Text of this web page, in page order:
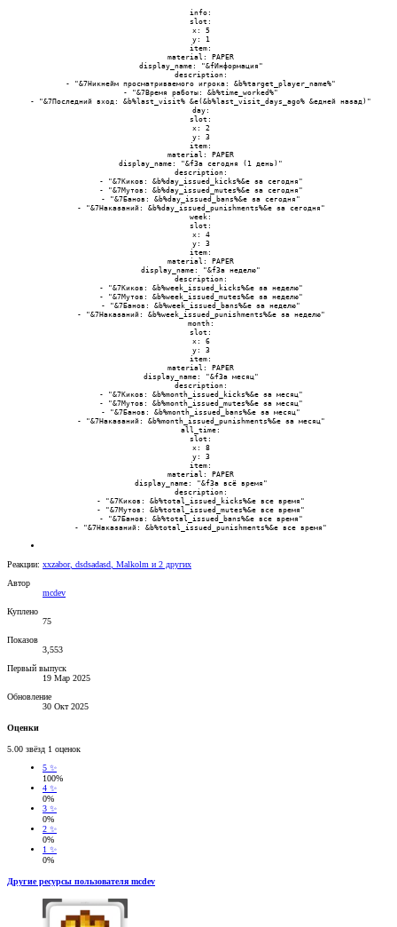
info:
slot:
x: 5
y: 1
item:
material: PAPER
display_name: "&fИнформация"
description:
- "&7Никнейм просматриваемого игрока: &b%target_player_name%"
- "&7Время работы: &b%time_worked%"
- "&7Последний вход: &b%last_visit% &e(&b%last_visit_days_ago% &eдней назад)"
day:
slot:
x: 2
y: 3
item:
material: PAPER
display_name: "&fЗа сегодня (1 день)"
description:
- "&7Киков: &b%day_issued_kicks%&e за сегодня"
- "&7Мутов: &b%day_issued_mutes%&e за сегодня"
- "&7Банов: &b%day_issued_bans%&e за сегодня"
- "&7Наказаний: &b%day_issued_punishments%&e за сегодня"
week:
slot:
x: 4
y: 3
item:
material: PAPER
display_name: "&fЗа неделю"
description:
- "&7Киков: &b%week_issued_kicks%&e за неделю"
- "&7Мутов: &b%week_issued_mutes%&e за неделю"
- "&7Банов: &b%week_issued_bans%&e за неделю"
- "&7Наказаний: &b%week_issued_punishments%&e за неделю"
month:
slot:
x: 6
y: 3
item:
material: PAPER
display_name: "&fЗа месяц"
description:
- "&7Киков: &b%month_issued_kicks%&e за месяц"
- "&7Мутов: &b%month_issued_mutes%&e за месяц"
- "&7Банов: &b%month_issued_bans%&e за месяц"
- "&7Наказаний: &b%month_issued_punishments%&e за месяц"
all_time:
slot:
x: 8
y: 3
item:
material: PAPER
display_name: "&fЗа всё время"
description:
- "&7Киков: &b%total_issued_kicks%&e все время"
- "&7Мутов: &b%total_issued_mutes%&e все время"
- "&7Банов: &b%total_issued_bans%&e все время"
- "&7Наказаний: &b%total_issued_punishments%&e все время"
Реакции: xxzabor, dsdsadasd Malkolm и 2 других
Автор
mcdev
Куплено
75
Показов
3,553
Первый выпуск
19 Мар 2025
Обновление
30 Окт 2025
Оценки
5.00 звёзд 1 оценок
5 ✨
100%
4 ✨
0%
3 ✨
0%
2 ✨
0%
1 ✨
0%
Другие ресурсы пользователя mcdev